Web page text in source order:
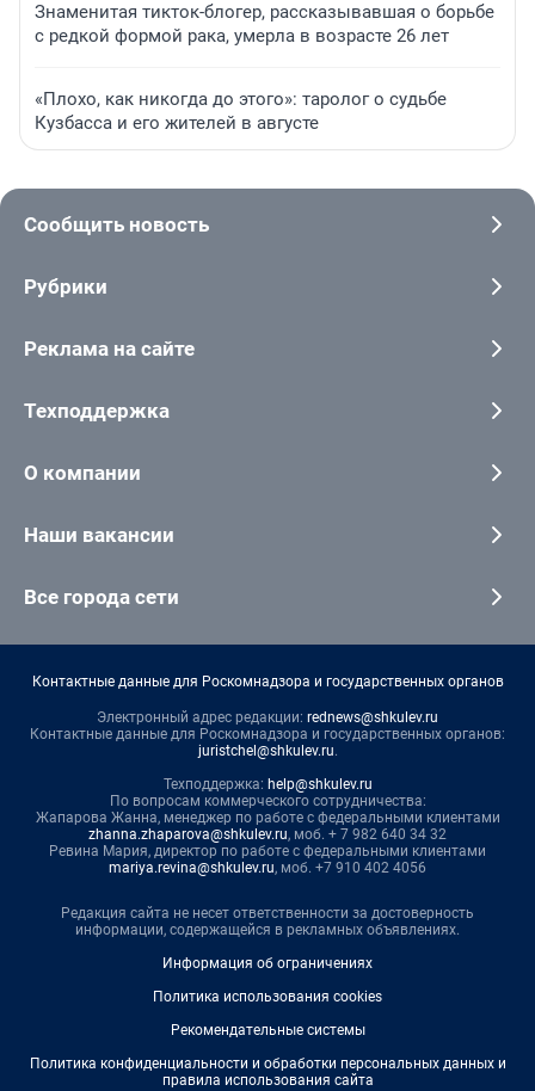
Знаменитая тикток-блогер, рассказывавшая о борьбе
с редкой формой рака, умерла в возрасте 26 лет
«Плохо, как никогда до этого»: таролог о судьбе
Кузбасса и его жителей в августе
Сообщить новость
Рубрики
Реклама на сайте
Техподдержка
О компании
Наши вакансии
Все города сети
Контактные данные для Роскомнадзора и государственных органов
Электронный адрес редакции: rednews@shkulev.ru
Контактные данные для Роскомнадзора и государственных органов:
juristchel@shkulev.ru.
Техподдержка: help@shkulev.ru
По вопросам коммерческого сотрудничества:
Жапарова Жанна, менеджер по работе с федеральными клиентами
zhanna.zhaparova@shkulev.ru, моб. + 7 982 640 34 32
Ревина Мария, директор по работе с федеральными клиентами
mariya.revina@shkulev.ru, моб. +7 910 402 4056
Редакция сайта не несет ответственности за достоверность
информации, содержащейся в рекламных объявлениях.
Информация об ограничениях
Политика использования cookies
Рекомендательные системы
Политика конфиденциальности и обработки персональных данных и
правила использования сайта